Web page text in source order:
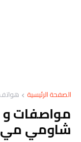
الصفحة الرئيسية
مواصفات
شاومي مي Xiaomi Mi 8 Pro